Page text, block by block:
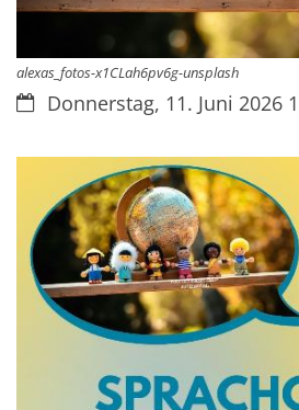
alexas_fotos-x1CLah6pv6g-unsplash
Datum:Donnerstag, 11. Juni 2026